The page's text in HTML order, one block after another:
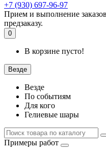
+7 (930) 697-96-97
Прием и выполнение
предзаказу.
0
В корзине пусто!
Везде
Везде
По событиям
Для кого
Гелиевые шары
Примеры работ